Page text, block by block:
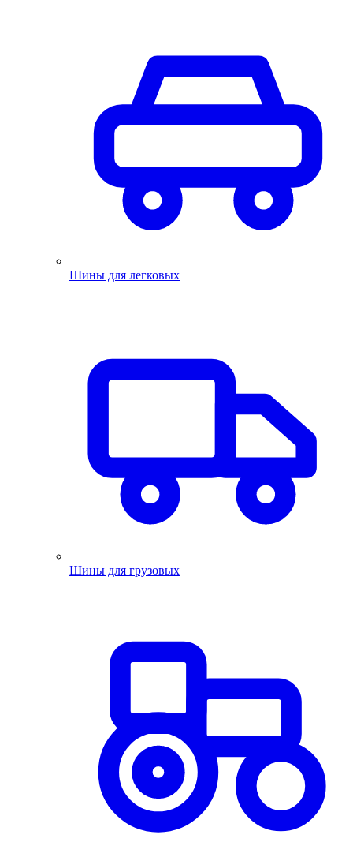
Шины для легковых
Шины для грузовых